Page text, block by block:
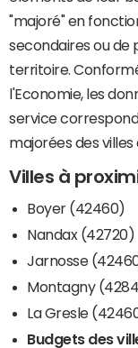
"majoré" en
secondaires ou de
territoire.
l'Economie, les
service
majorées des villes
Villes à
Boyer (42460)
Nandax (42720)
Jarnosse
Montagny
La Gresle
Budgets des